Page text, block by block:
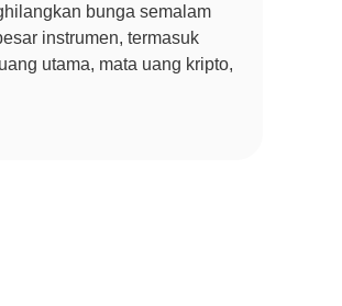
bunga semalam
instrumen, termasuk
utama, mata uang kripto,